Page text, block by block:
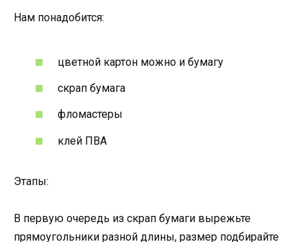
Нам понадобится:
цветной картон можно и бумагу
скрап бумага
фломастеры
клей ПВА
Этапы:
В первую очередь из скрап бумаги вырежьте
прямоугольники разной длины, размер подбирайте